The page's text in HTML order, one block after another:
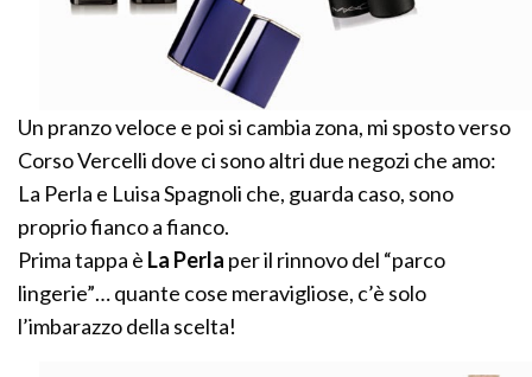
Un pranzo veloce e poi si cambia zona, mi sposto verso
Corso Vercelli dove ci sono altri due negozi che amo:
La Perla e Luisa Spagnoli che, guarda caso, sono
proprio fianco a fianco.
Prima tappa è La Perla per il rinnovo del “parco
lingerie”… quante cose meravigliose, c’è solo
l’imbarazzo della scelta!